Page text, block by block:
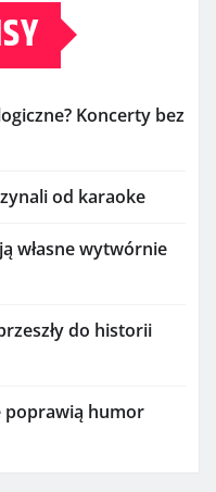
Koncerty bez
od karaoke
własne wytwórnie
do historii
poprawią humor